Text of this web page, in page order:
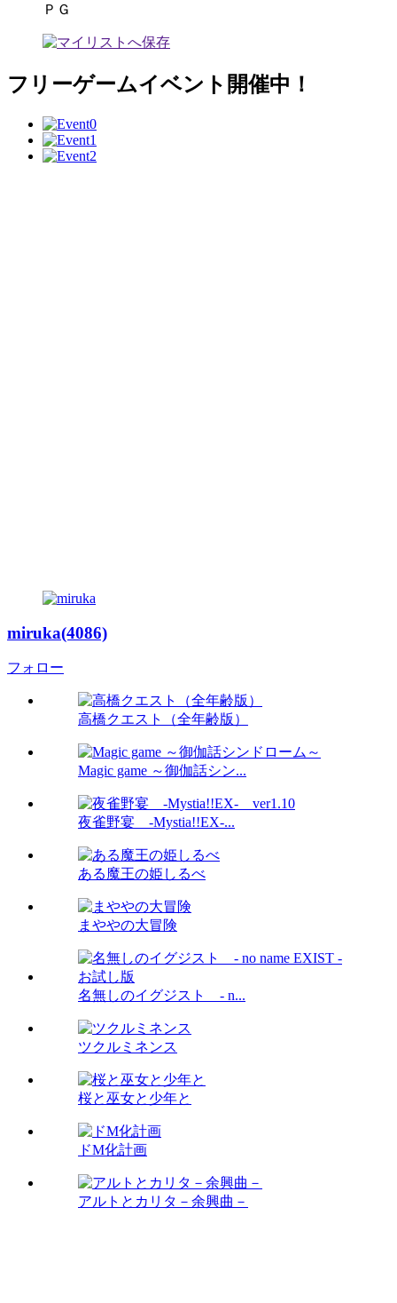
ＰＧ
フリーゲームイベント開催中！
miruka(4086)
フォロー
高橋クエスト（全年齢版）
Magic game ～御伽話シン...
夜雀野宴 -Mystia!!EX-...
ある魔王の姫しるべ
まややの大冒険
名無しのイグジスト - n...
ツクルミネンス
桜と巫女と少年と
ドM化計画
アルトとカリタ－余興曲－